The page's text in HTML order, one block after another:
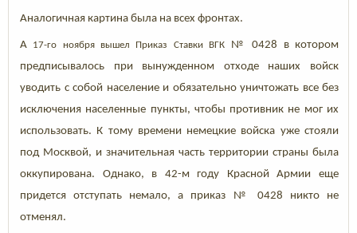
Аналогичная картина была на всех фронтах.
А 17-го ноября вышел Приказ Ставки ВГК
№ 0428 в котором
предписывалось при вынужденном отходе наших войск
уводить с собой население и обязательно уничтожать все без
исключения населенные пункты, чтобы противник не мог их
использовать. К тому времени немецкие войска уже стояли
под Москвой, и значительная часть территории страны была
оккупирована. Однако, в 42-м году Красной Армии еще
придется отступать немало, а приказ № 0428 никто не
отменял.